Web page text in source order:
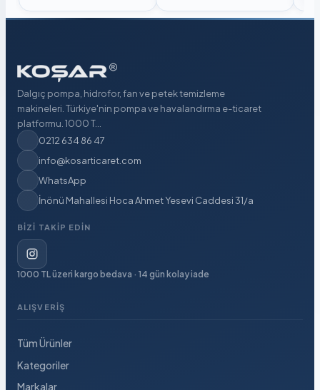
Dalgıç pompa, hidrofor, fan ve petek temizleme
makineleri. Türkiye'nin pompa ve havalandırma e-ticaret
platformu. 1000 T...
0212 634 86 47
info@kosarticaret.com
WhatsApp
İnönü Mahallesi Hoca Ahmet Yesevi Caddesi 31/a
BIZI TAKIP EDIN
1000 TL üzeri kargo bedava · 14 gün kolay iade
ALIŞVERIŞ
Tüm Ürünler
Kategoriler
Markalar